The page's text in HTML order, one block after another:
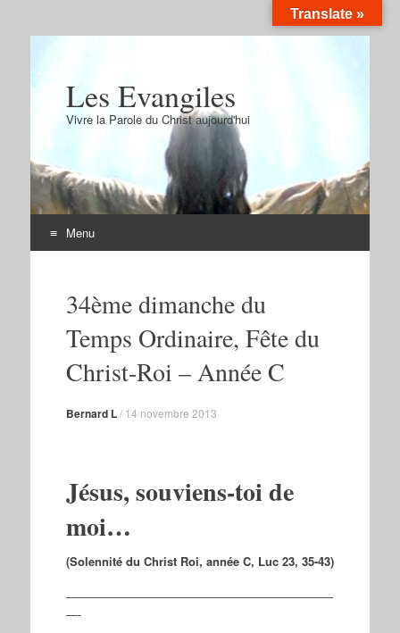
Les Evangiles
Vivre la Parole du Christ aujourd'hui
Menu
contenu34ème dimanche du
Temps Ordinaire, Fête du
Christ-Roi – Année C
Bernard L/ 14 novembre 2013
Jésus, souviens-toi de
moi…
(Solennité du Christ Roi, année C, Luc 23, 35-43)
———————————————————————
—-
Translate »